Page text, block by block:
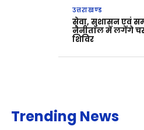
उत्तराखण्ड
सेवा, सुशासन एवं
नैनीताल में लगेंगे
शिविर
Trending News